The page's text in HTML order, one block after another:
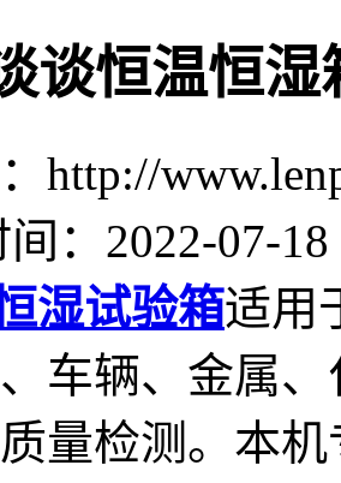
谈恒温恒
http://
：2022-07-18
湿试验箱适用
车辆、金属
量检测。本